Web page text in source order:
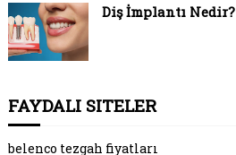
Diş İmplantı Nedir?
FAYDALI SITELER
belenco tezgah fiyatları